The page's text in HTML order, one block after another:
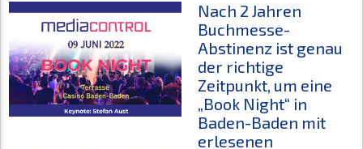
Nach 2 Jahren
Buchmesse-
Abstinenz ist genau
der richtige
Zeitpunkt, um eine
„Book Night“ in
Baden-Baden mit
erlesenen